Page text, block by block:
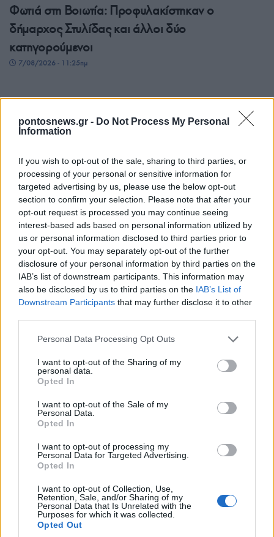
pontosnews.gr - Do Not Process My Personal
Information
If you wish to opt-out of the sale, sharing to third parties, or
processing of your personal or sensitive information for
targeted advertising by us, please use the below opt-out
section to confirm your selection. Please note that after your
opt-out request is processed you may continue seeing
interest-based ads based on personal information utilized by
us or personal information disclosed to third parties prior to
your opt-out. You may separately opt-out of the further
disclosure of your personal information by third parties on the
IAB’s list of downstream participants. This information may
also be disclosed by us to third parties on the IAB’s List of
Downstream Participants that may further disclose it to other
Please note that this website/app uses one or more Google
not limited to your visit or usage behaviour. You may click to
grant or deny consent to Google and its third-party tags to
use your data for below specified purposes in below Google
consent section.
Personal Data Processing Opt Outs
I want to opt-out of the Sharing of my
personal data.
Opted In
I want to opt-out of the Sale of my
Personal Data.
Opted In
I want to opt-out of processing my
Personal Data for Targeted Advertising.
Opted In
I want to opt-out of Collection, Use,
Retention, Sale, and/or Sharing of my
Personal Data that Is Unrelated with the
Purposes for which it was collected.
Opted Out
Φωτιά στη Βοιωτία: Προφυλακίστηκαν ο
δήμαρχος Στυλίδας και άλλοι δύο
κατηγορούμενοι
7/08/2026 - 11:25πμ
ΕΛΛΑΔΑ
ΕΛΑΣ: Συνελήφθη στη Γερμανία 31χρονος
εμπλεκόμενος στη δολοφονία Ζαμπούνη –
Κινούνται οι διαδικασίες έκδοσής του στην
Ελλάδα
7/08/2026 - 10:55πμ
Σέρρες: Δύο νεκροί μετά από μετωπική
σύγκρουση ΙΧ με φορτηγό στην Παλαιοκώμη